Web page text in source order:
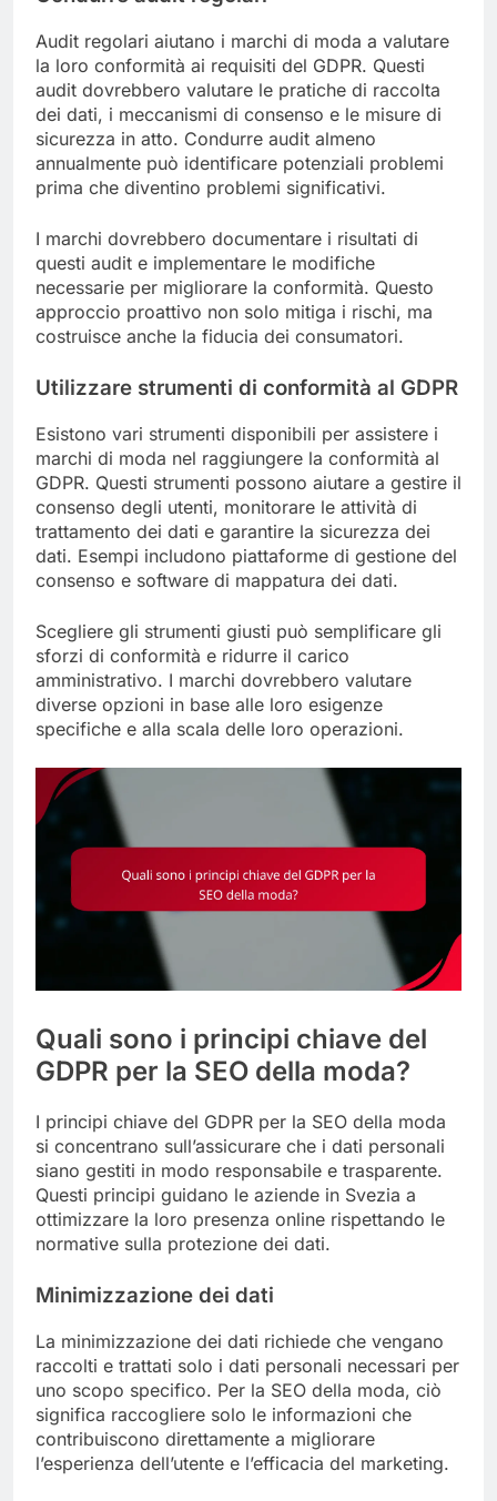
Audit regolari aiutano i marchi di moda a valutare
la loro conformità ai requisiti del GDPR. Questi
audit dovrebbero valutare le pratiche di raccolta
dei dati, i meccanismi di consenso e le misure di
sicurezza in atto. Condurre audit almeno
annualmente può identificare potenziali problemi
prima che diventino problemi significativi.
I marchi dovrebbero documentare i risultati di
questi audit e implementare le modifiche
necessarie per migliorare la conformità. Questo
approccio proattivo non solo mitiga i rischi, ma
costruisce anche la fiducia dei consumatori.
Utilizzare strumenti di conformità al GDPR
Esistono vari strumenti disponibili per assistere i
marchi di moda nel raggiungere la conformità al
GDPR. Questi strumenti possono aiutare a gestire il
consenso degli utenti, monitorare le attività di
trattamento dei dati e garantire la sicurezza dei
dati. Esempi includono piattaforme di gestione del
consenso e software di mappatura dei dati.
Scegliere gli strumenti giusti può semplificare gli
sforzi di conformità e ridurre il carico
amministrativo. I marchi dovrebbero valutare
diverse opzioni in base alle loro esigenze
specifiche e alla scala delle loro operazioni.
Quali sono i principi chiave del
GDPR per la SEO della moda?
I principi chiave del GDPR per la SEO della moda
si concentrano sull’assicurare che i dati personali
siano gestiti in modo responsabile e trasparente.
Questi principi guidano le aziende in Svezia a
ottimizzare la loro presenza online rispettando le
normative sulla protezione dei dati.
Minimizzazione dei dati
La minimizzazione dei dati richiede che vengano
raccolti e trattati solo i dati personali necessari per
uno scopo specifico. Per la SEO della moda, ciò
significa raccogliere solo le informazioni che
contribuiscono direttamente a migliorare
l’esperienza dell’utente e l’efficacia del marketing.